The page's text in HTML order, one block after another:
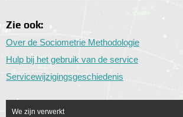
Zie ook:
Over de Sociometrie Methodologie
Hulp bij het gebruik van de service
Servicewijzigingsgeschiedenis
We zijn verwerkt